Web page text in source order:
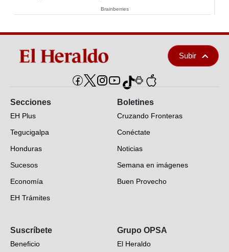
Brainberries
Subir
Secciones
EH Plus
Tegucigalpa
Honduras
Sucesos
Economía
EH Trámites
EH Verifica
Fotogalerías
Boletines
Cruzando Fronteras
Conéctate
Noticias
Semana en imágenes
Buen Provecho
Suscríbete
Beneficio
Grupo OPSA
El Heraldo